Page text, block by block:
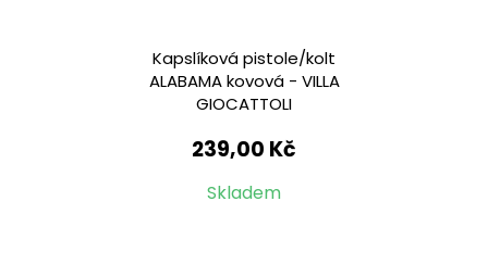
Kapslíková pistole/kolt
ALABAMA kovová - VILLA
GIOCATTOLI
239,00 Kč
Skladem